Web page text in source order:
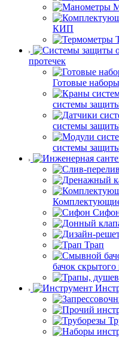
КИП
протечек
Готовые
системы
системы
системы
Трап
бачок